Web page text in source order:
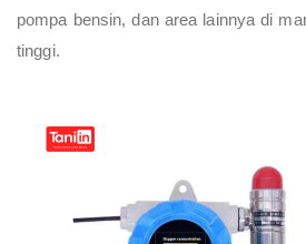
pompa bensin, dan area lainnya di
tinggi.